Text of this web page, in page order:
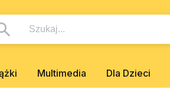
Multimedia Dla Dzieci